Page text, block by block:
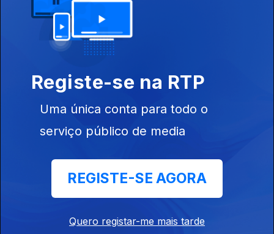
Registe-se na RTP
Uma única conta para todo o
serviço público de media
REGISTE-SE AGORA
Quero registar-me mais tarde